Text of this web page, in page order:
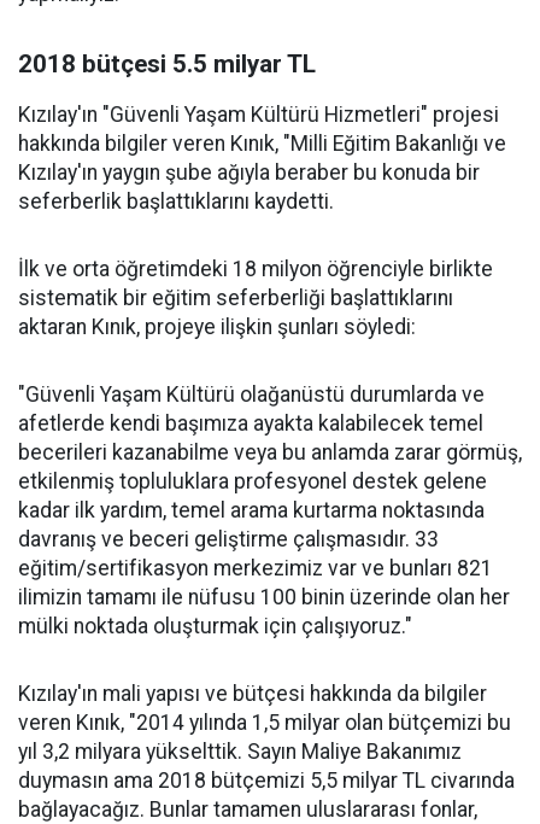
2018 bütçesi 5.5 milyar TL
Kızılay'ın "Güvenli Yaşam Kültürü Hizmetleri" projesi
hakkında bilgiler veren Kınık, "Milli Eğitim Bakanlığı ve
Kızılay'ın yaygın şube ağıyla beraber bu konuda bir
seferberlik başlattıklarını kaydetti.
İlk ve orta öğretimdeki 18 milyon öğrenciyle birlikte
sistematik bir eğitim seferberliği başlattıklarını
aktaran Kınık, projeye ilişkin şunları söyledi:
"Güvenli Yaşam Kültürü olağanüstü durumlarda ve
afetlerde kendi başımıza ayakta kalabilecek temel
becerileri kazanabilme veya bu anlamda zarar görmüş,
etkilenmiş topluluklara profesyonel destek gelene
kadar ilk yardım, temel arama kurtarma noktasında
davranış ve beceri geliştirme çalışmasıdır. 33
eğitim/sertifikasyon merkezimiz var ve bunları 821
ilimizin tamamı ile nüfusu 100 binin üzerinde olan her
mülki noktada oluşturmak için çalışıyoruz."
Kızılay'ın mali yapısı ve bütçesi hakkında da bilgiler
veren Kınık, "2014 yılında 1,5 milyar olan bütçemizi bu
yıl 3,2 milyara yükselttik. Sayın Maliye Bakanımız
duymasın ama 2018 bütçemizi 5,5 milyar TL civarında
bağlayacağız. Bunlar tamamen uluslararası fonlar,